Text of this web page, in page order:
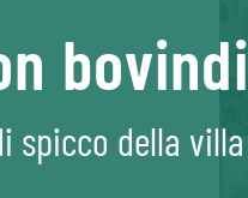
bovindi
spicco della villa